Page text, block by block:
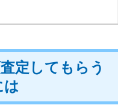
定してもらう
は